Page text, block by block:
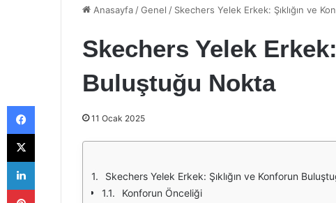
Anasayfa /Genel / Skechers Yelek Erkek: Şıklığın ve
Skechers Yelek
Buluştuğu Nokta
11 Ocak 2025
Skechers Yelek Erkek: Şıklığın ve Konforun
Konforun Önceliği
Facebook
X
LinkedIn
Pinterest